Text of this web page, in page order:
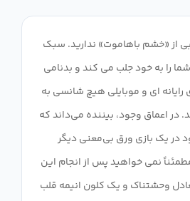
از «خشم باهاموت» ندارید. سبک
را به خود جلب می کند و بدنامی
ای و موبایلی هیچ شانسی به
در اعماق وجود، بیننده می‌داند که
در یک بازی ورق بی‌معنی دیگر
نمی خواهید پس از انجام این
وحشتناک و یک کلون انیمه قلب